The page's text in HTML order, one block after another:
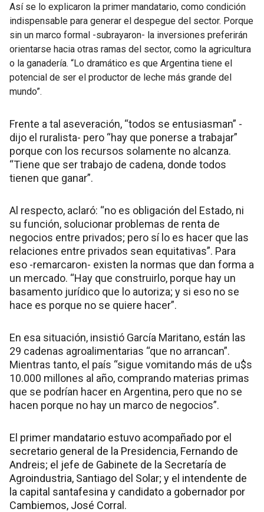
Así se lo explicaron la primer mandatario, como condición
indispensable para generar el despegue del sector. Porque
sin un marco formal -subrayaron- la inversiones preferirán
orientarse hacia otras ramas del sector, como la agricultura
o la ganadería. “Lo dramático es que Argentina tiene el
potencial de ser el productor de leche más grande del
mundo”.
Frente a tal aseveración, “todos se entusiasman” -
dijo el ruralista- pero “hay que ponerse a trabajar”
porque con los recursos solamente no alcanza.
“Tiene que ser trabajo de cadena, donde todos
tienen que ganar”.
Al respecto, aclaró: “no es obligación del Estado, ni
su función, solucionar problemas de renta de
negocios entre privados; pero sí lo es hacer que las
relaciones entre privados sean equitativas”. Para
eso -remarcaron- existen la normas que dan forma a
un mercado. “Hay que construirlo, porque hay un
basamento jurídico que lo autoriza; y si eso no se
hace es porque no se quiere hacer”.
En esa situación, insistió García Maritano, están las
29 cadenas agroalimentarias “que no arrancan”.
Mientras tanto, el país “sigue vomitando más de u$s
10.000 millones al año, comprando materias primas
que se podrían hacer en Argentina, pero que no se
hacen porque no hay un marco de negocios”.
El primer mandatario estuvo acompañado por el
secretario general de la Presidencia, Fernando de
Andreis; el jefe de Gabinete de la Secretaría de
Agroindustria, Santiago del Solar; y el intendente de
la capital santafesina y candidato a gobernador por
Cambiemos, José Corral.